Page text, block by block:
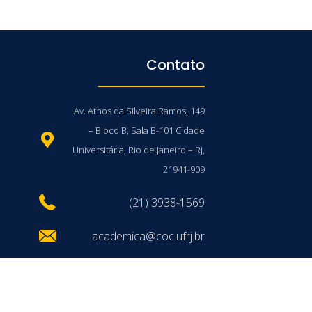
Contato
Av. Athos da Silveira Ramos, 149
– Bloco B, Sala B-101 Cidade
Universitária, Rio de Janeiro – RJ,
21941-909
(21) 3938-1569
academica@coc.ufrj.br